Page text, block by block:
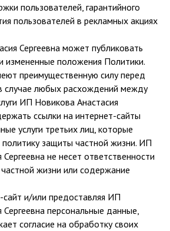
пользователей, гарантийного
пользователей в рекламных акциях
Сергеевна может публиковать
измененные положения Политики.
преимущественную силу перед
случае любых расхождений между
ИП Новикова Анастасия
ссылки на интернет-сайты
услуги третьих лиц, которые
защиты частной жизни. ИП
не несет ответственности
жизни или содержание
сайт и/или предоставляя ИП
Сергеевна персональные данные,
согласие на обработку своих